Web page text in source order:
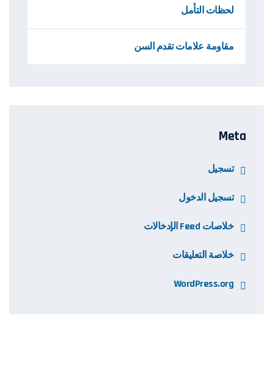
لحظات التأمل
مقاومة علامات تقدم السن
Meta
تسجيل
تسجيل الدخول
خلاصات Feed الإدخالات
خلاصة التعليقات
WordPress.org